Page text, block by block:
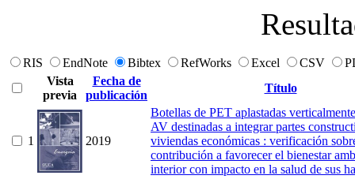
RIS EndNote Bibtex RefWorks Excel CSV
Vista
previa
Fecha de
publicación
Título
1 2019
Botellas de PET aplastadas
AV destinadas a integrar partes
viviendas económicas : verificación
contribución a favorecer el bienestar
interior con impacto en la salud de sus